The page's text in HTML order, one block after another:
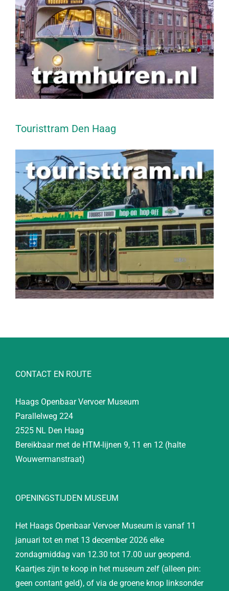
Touristtram Den Haag
CONTACT EN ROUTE
Haags Openbaar Vervoer Museum
Parallelweg 224
2525 NL Den Haag
Bereikbaar met de HTM-lijnen 9, 11 en 12 (halte
Wouwermanstraat)
OPENINGSTIJDEN MUSEUM
Het Haags Openbaar Vervoer Museum is vanaf 11
januari tot en met 13 december 2026 elke
zondagmiddag van 12.30 tot 17.00 uur geopend.
Kaartjes zijn te koop in het museum zelf (alleen pin:
geen contant geld), of via de groene knop linksonder